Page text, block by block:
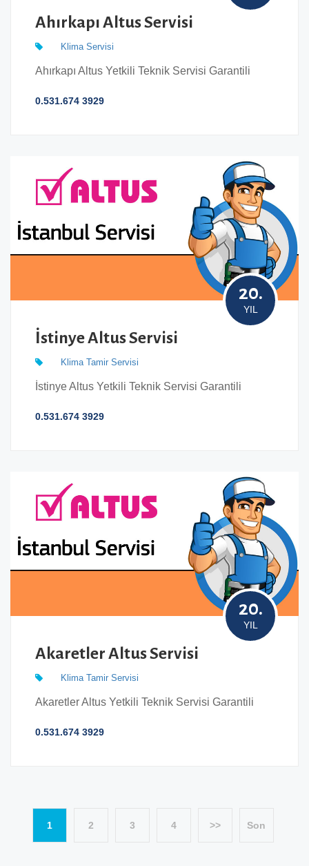
Ahırkapı Altus Servisi
Klima Servisi
Ahırkapı Altus Yetkili Teknik Servisi Garantili
0.531.674 3929
20.
YIL
İstinye Altus Servisi
Klima Tamir Servisi
İstinye Altus Yetkili Teknik Servisi Garantili
0.531.674 3929
20.
YIL
Akaretler Altus Servisi
Klima Tamir Servisi
Akaretler Altus Yetkili Teknik Servisi Garantili
0.531.674 3929
1 2 3 4 >> Son